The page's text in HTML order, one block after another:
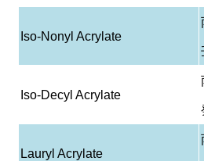
Iso-Nonyl Acrylate
Iso-Decyl Acrylate
Lauryl Acrylate